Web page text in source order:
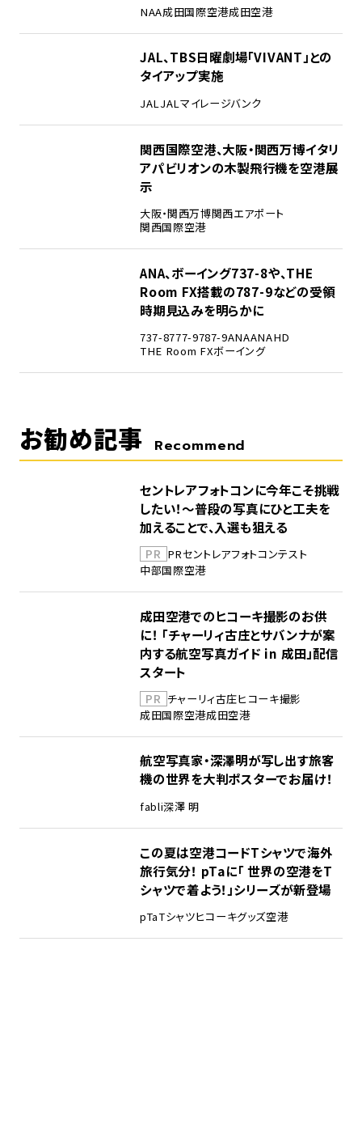
NAA成田国際空港成田空港
JAL、TBS日曜劇場「VIVANT」との
タイアップ実施
JALJALマイレージバンク
関西国際空港、大阪・関西万博イタリ
アパビリオンの木製飛行機を空港展
示
大阪・関西万博関西エアポート
関西国際空港
ANA、ボーイング737-8や、THE
Room FX搭載の787-9などの受領
時期見込みを明らかに
737-8777-9787-9ANAANAHD
THE Room FXボーイング
お勧め記事 Recommend
セントレアフォトコンに今年こそ挑戦
したい！～普段の写真にひと工夫を
加えることで、入選も狙える
PR PRセントレアフォトコンテスト
中部国際空港
成田空港でのヒコーキ撮影のお供
に！ 「チャーリィ古庄とサバンナが案
内する航空写真ガイド in 成田」配信
スタート
PR チャーリィ古庄ヒコーキ撮影
成田国際空港成田空港
航空写真家・深澤明が写し出す旅客
機の世界を大判ポスターでお届け！
fabli深澤 明
この夏は空港コードTシャツで海外
旅行気分！ pTaに「 世界の空港をT
シャツで着よう！」シリーズが新登場
pTaTシャツヒコーキグッズ空港